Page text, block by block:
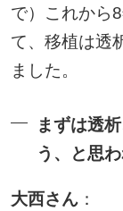
で）これから
て、移植は透
ました。
まずは透
う、と思
大西さん：